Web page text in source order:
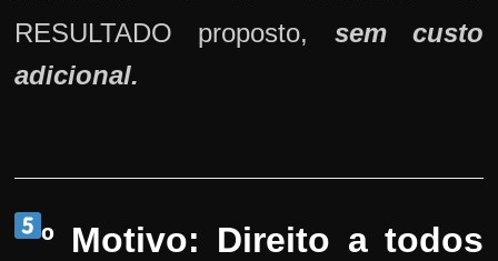
RESULTADO proposto, sem custo
adicional.
º Motivo: Direito a todos